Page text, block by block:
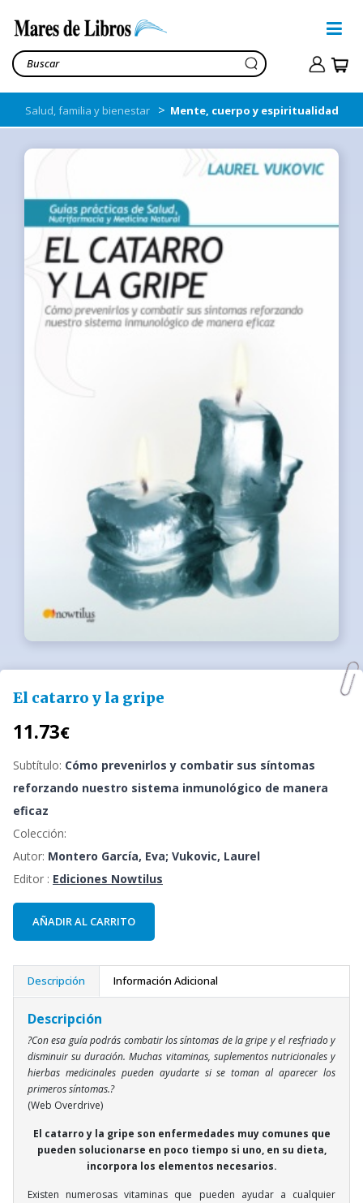
Salud, familia y bienestar > Mente, cuerpo y espiritualidad
El catarro y la gripe
11.73€
Subtítulo: Cómo prevenirlos y combatir sus síntomas
reforzando nuestro sistema inmunológico de manera
eficaz
Colección:
Autor: Montero García, Eva; Vukovic, Laurel
Editor : Ediciones Nowtilus
AÑADIR AL CARRITO
Descripción Información Adicional
Descripción
?Con esa guía podrás combatir los síntomas de la gripe y el resfriado y
disminuir su duración. Muchas vitaminas, suplementos nutricionales y
hierbas medicinales pueden ayudarte si se toman al aparecer los
primeros síntomas.?
(Web Overdrive)
El catarro y la gripe son enfermedades muy comunes que
pueden solucionarse en poco tiempo si uno, en su dieta,
incorpora los elementos necesarios.
Existen numerosas vitaminas que pueden ayudar a cualquier